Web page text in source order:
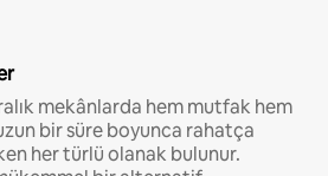
mekânlarda hem mutfak hem
bir süre boyunca rahatça
her türlü olanak bulunur.